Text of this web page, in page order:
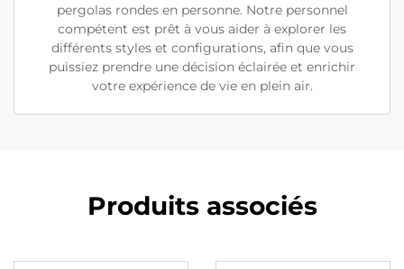
pergolas rondes en personne. Notre personnel
compétent est prêt à vous aider à explorer les
différents styles et configurations, afin que vous
puissiez prendre une décision éclairée et enrichir
votre expérience de vie en plein air.
Produits associés